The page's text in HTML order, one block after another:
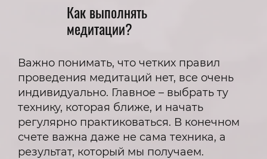
Как выполнять
медитации?
Важно понимать, что четких правил
проведения медитаций нет, все очень
индивидуально. Главное – выбрать ту
технику, которая ближе, и начать
регулярно практиковаться. В конечном
счете важна даже не сама техника, а
результат, который мы получаем.